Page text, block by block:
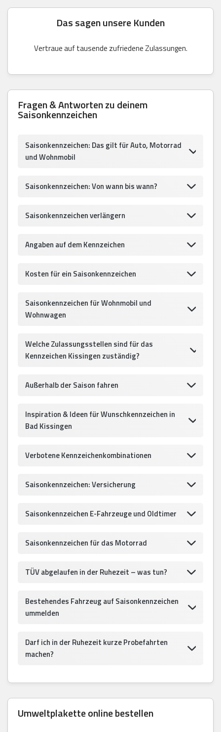
Das sagen unsere Kunden
Vertraue auf tausende zufriedene Zulassungen.
Fragen & Antworten zu deinem
Saisonkennzeichen
Saisonkennzeichen: Das gilt für Auto, Motorrad
und Wohnmobil
Saisonkennzeichen: Von wann bis wann?
Saisonkennzeichen verlängern
Angaben auf dem Kennzeichen
Kosten für ein Saisonkennzeichen
Saisonkennzeichen für Wohnmobil und
Wohnwagen
Welche Zulassungsstellen sind für das
Kennzeichen Kissingen zuständig?
Außerhalb der Saison fahren
Inspiration & Ideen für Wunschkennzeichen in
Bad Kissingen
Verbotene Kennzeichenkombinationen
Saisonkennzeichen: Versicherung
Saisonkennzeichen E-Fahrzeuge und Oldtimer
Saisonkennzeichen für das Motorrad
TÜV abgelaufen in der Ruhezeit – was tun?
Bestehendes Fahrzeug auf Saisonkennzeichen
ummelden
Darf ich in der Ruhezeit kurze Probefahrten
machen?
Umweltplakette online bestellen